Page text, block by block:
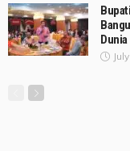
Dunia